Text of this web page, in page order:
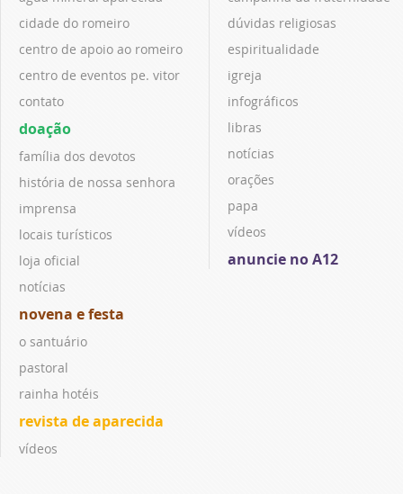
cidade do romeiro
centro de apoio ao romeiro
centro de eventos pe. vitor
contato
doação
família dos devotos
história de nossa senhora
imprensa
locais turísticos
loja oficial
notícias
novena e festa
o santuário
pastoral
rainha hotéis
revista de aparecida
vídeos
dúvidas religiosas
espiritualidade
igreja
infográficos
libras
notícias
orações
papa
vídeos
anuncie no A12